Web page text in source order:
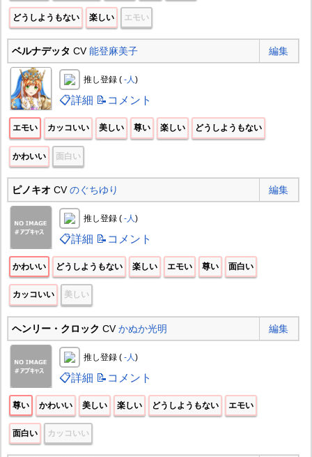
どうしようもない 楽しい エモい
ベルナデッタ CV能登麻美子 編集
推し登録 ( -人)
📋詳細 📝コメント
エモい カッコいい 美しい 尊い 楽しい どうしようもない
かわいい 面白い
ピノキオ CVのぐちゆり 編集
推し登録 ( -人)
📋詳細 📝コメント
かわいい どうしようもない 楽しい エモい 尊い 面白い
カッコいい 美しい
ヘンリー・クロック CVかぬか光明 編集
推し登録 ( -人)
📋詳細 📝コメント
尊い かわいい 美しい 楽しい どうしようもない エモい
面白い カッコいい